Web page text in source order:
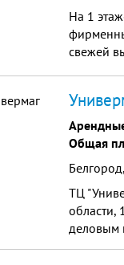
На 1
свежей
цене);
товаров
Общая
ТЦ
области,
деловым